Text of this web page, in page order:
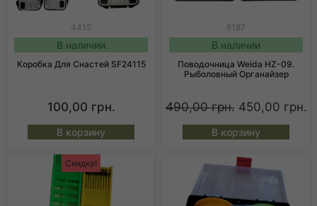
4415
В наличии
Коробка Для Снастей SF24115
100,00 грн.
В корзину
6187
В наличии
Поводочница Weida HZ-09.
Рыболовный Органайзер
490,00грн. 450,00 грн.
В корзину
Скидка!